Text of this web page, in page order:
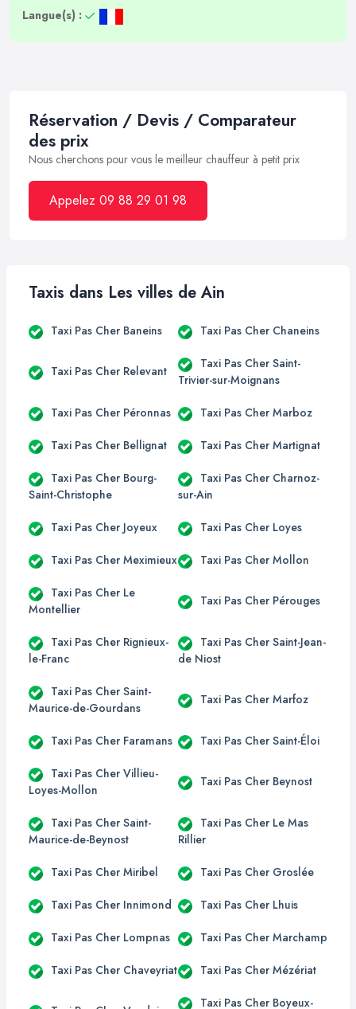
Langue(s) :
Réservation / Devis / Comparateur
des prix
Nous cherchons pour vous le meilleur chauffeur à petit prix
Appelez 09 88 29 01 98
Taxis dans Les villes de Ain
Taxi Pas Cher Baneins Taxi Pas Cher Chaneins
Taxi Pas Cher Relevant
Taxi Pas Cher Saint-
Trivier-sur-Moignans
Taxi Pas Cher Péronnas Taxi Pas Cher Marboz
Taxi Pas Cher Bellignat Taxi Pas Cher Martignat
Taxi Pas Cher Bourg-
Saint-Christophe
Taxi Pas Cher Charnoz-
sur-Ain
Taxi Pas Cher Joyeux Taxi Pas Cher Loyes
Taxi Pas Cher Meximieux Taxi Pas Cher Mollon
Taxi Pas Cher Le
Montellier
Taxi Pas Cher Pérouges
Taxi Pas Cher Rignieux-
le-Franc
Taxi Pas Cher Saint-Jean-
de Niost
Taxi Pas Cher Saint-
Maurice-de-Gourdans
Taxi Pas Cher Marfoz
Taxi Pas Cher Faramans Taxi Pas Cher Saint-Éloi
Taxi Pas Cher Villieu-
Loyes-Mollon
Taxi Pas Cher Beynost
Taxi Pas Cher Saint-
Maurice-de-Beynost
Taxi Pas Cher Le Mas
Rillier
Taxi Pas Cher Miribel Taxi Pas Cher Groslée
Taxi Pas Cher Innimond Taxi Pas Cher Lhuis
Taxi Pas Cher Lompnas Taxi Pas Cher Marchamp
Taxi Pas Cher Chaveyriat Taxi Pas Cher Mézériat
Taxi Pas Cher Boyeux-